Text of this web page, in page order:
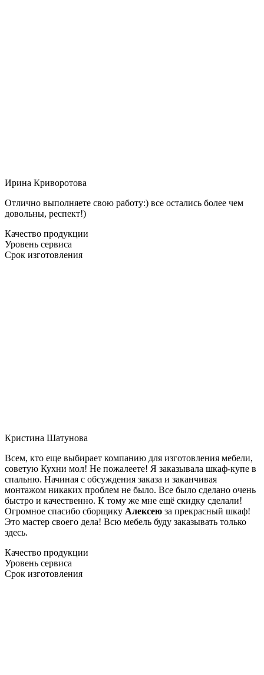
Ирина Криворотова
Отлично выполняете свою работу:) все остались более чем
довольны, респект!)
Качество продукции
Уровень сервиса
Срок изготовления
Кристина Шатунова
Всем, кто еще выбирает компанию для изготовления мебели,
советую Кухни мол! Не пожалеете! Я заказывала шкаф-купе в
спальню. Начиная с обсуждения заказа и заканчивая
монтажом никаких проблем не было. Все было сделано очень
быстро и качественно. К тому же мне ещё скидку сделали!
Огромное спасибо сборщику Алексею за прекрасный шкаф!
Это мастер своего дела! Всю мебель буду заказывать только
здесь.
Качество продукции
Уровень сервиса
Срок изготовления